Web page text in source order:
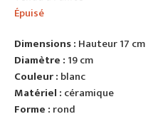
Épuisé
Dimensions : Hauteur 17 cm
Diamètre : 19 cm
Couleur : blanc
Matériel : céramique
Forme : rond